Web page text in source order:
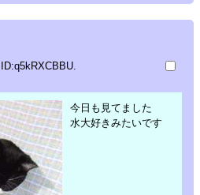
ID:q5kRXCBBU.
今日も見てました
水大好きみたいです